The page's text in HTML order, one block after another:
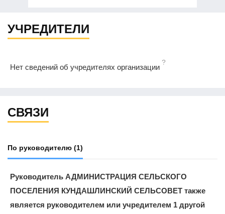
УЧРЕДИТЕЛИ
Нет сведений об учредителях организации
?
СВЯЗИ
По руководителю (1)
Руководитель АДМИНИСТРАЦИЯ СЕЛЬСКОГО
ПОСЕЛЕНИЯ КУНДАШЛИНСКИЙ СЕЛЬСОВЕТ также
является руководителем или учредителем 1 другой